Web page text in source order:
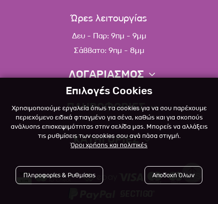
Ώρες λειτουργίας
Δευ - Παρ: 9πμ - 9μμ
Σάββατο: 9πμ - 8μμ
ΛΟΓΑΡΙΑΣΜΟΣ
Πληροφορίες λογαριασμού
Λίστα αγαπημένων
Πολιτική επιστροφών
ΠΛΗΡΟΦΟΡΙΕΣ
Σχετικά
Επικοινωνία
Blog
Όροι Χρήσης
ΚΑΤΗΓΟΡΙΕΣ
Επιλογές Cookies
Χρησιμοποιούμε εργαλεία όπως τα cookies για να σου παρέχουμε
περιεχόμενο ειδικά φτιαγμένο για σένα, καθώς και για σκοπούς
ανάλυσης επισκεψιμότητας στην σελίδα μας. Μπορείς να αλλάξεις
τις ρυθμίσεις των cookies σου ανά πάσα στιγμή.
Όροι χρήσης και πολιτικές
Πληροφορίες & Ρυθμίσεις Αποδοχή Όλων